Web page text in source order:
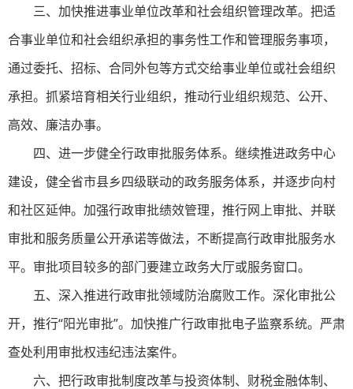
三、加快推进事业单位改革和社会组织管理改革。把适
合事业单位和社会组织承担的事务性工作和管理服务事项，
通过委托、招标、合同外包等方式交给事业单位或社会组织
承担。抓紧培育相关行业组织，推动行业组织规范、公开、
高效、廉洁办事。
四、进一步健全行政审批服务体系。继续推进政务中心
建设，健全省市县乡四级联动的政务服务体系，并逐步向村
和社区延伸。加强行政审批绩效管理，推行网上审批、并联
审批和服务质量公开承诺等做法，不断提高行政审批服务水
平。审批项目较多的部门要建立政务大厅或服务窗口。
五、深入推进行政审批领域防治腐败工作。深化审批公
开，推行“阳光审批”。加快推广行政审批电子监察系统。严肃
查处利用审批权违纪违法案件。
六、把行政审批制度改革与投资体制、财税金融体制、